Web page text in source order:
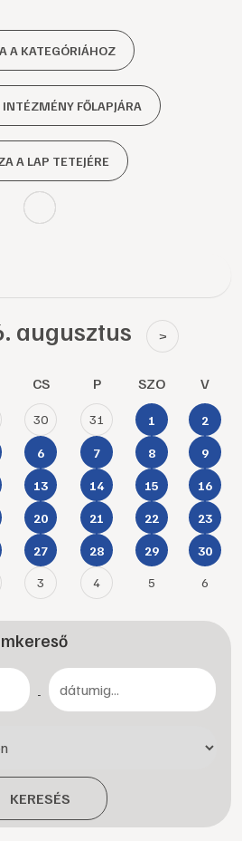
A KATEGÓRIÁHOZ
FŐLAPJÁRA
A LAP TETEJÉRE
augusztus >
CS P SZO V
30 31 1 2
6 7 8 9
13 14 15 16
20 21 22 23
27 28 29 30
3 4 5 6
-
KERESÉS